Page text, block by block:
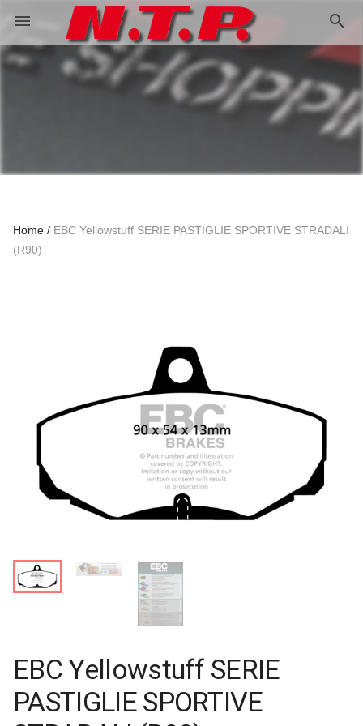
menu search
Home
EBC Yellowstuff SERIE PASTIGLIE SPORTIVE STRADALI
(R90)
EBC Yellowstuff SERIE
PASTIGLIE SPORTIVE